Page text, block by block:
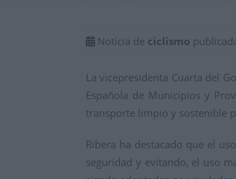
Noticia de ciclismo
La vicepresidenta Cuarta del
Española de Municipios y
transporte limpio y sostenible
Ribera ha destacado que el
seguridad y evitando, el uso